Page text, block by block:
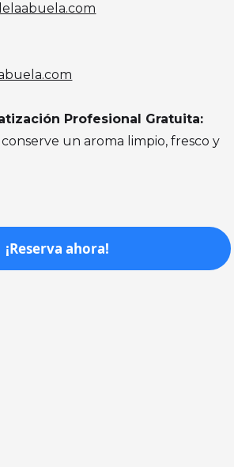
Profesional Gratuita:
un aroma limpio, fresco y
¡Reserva ahora!